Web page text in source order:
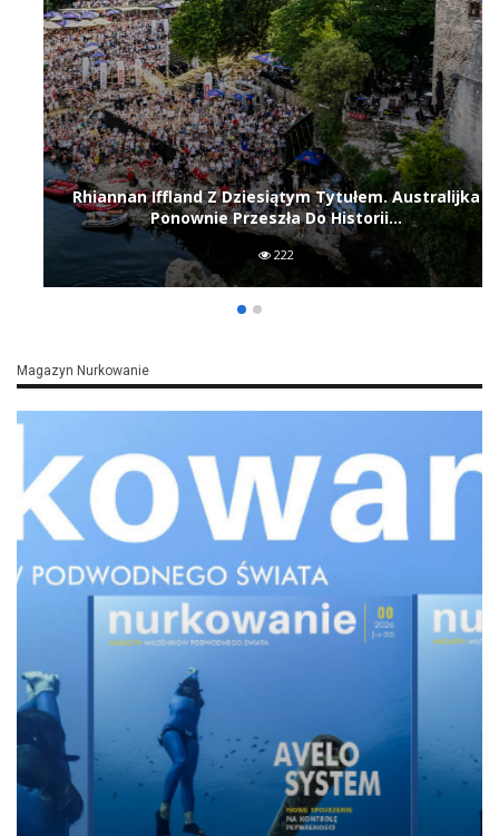
Rhiannan Iffland Z Dziesiątym Tytułem. Australijka
Ponownie Przeszła Do Historii…
222
Magazyn Nurkowanie